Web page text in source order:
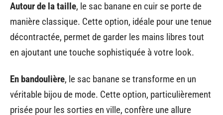
Autour de la taille, le sac banane en cuir se porte de
manière classique. Cette option, idéale pour une tenue
décontractée, permet de garder les mains libres tout
en ajoutant une touche sophistiquée à votre look.
En bandoulière, le sac banane se transforme en un
véritable bijou de mode. Cette option, particulièrement
prisée pour les sorties en ville, confère une allure